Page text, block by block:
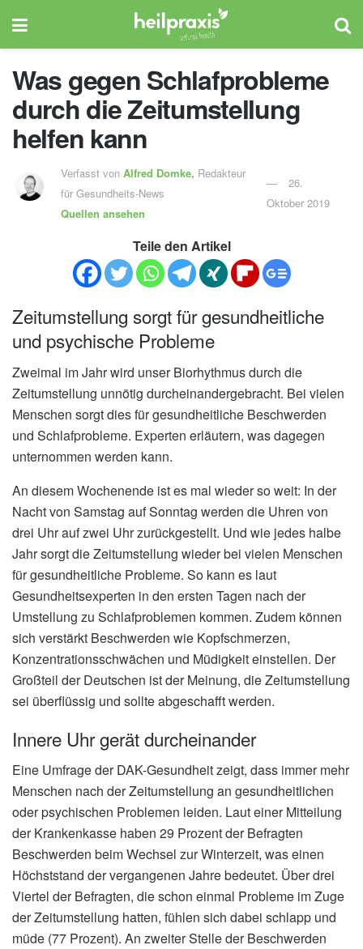
Was gegen Schlafprobleme
durch die Zeitumstellung
helfen kann
Verfasst vonAlfred Domke, Redakteur
für Gesundheits-News
Quellen ansehen
26.
Oktober 2019
Teile den Artikel
Zeitumstellung sorgt für gesundheitliche
und psychische Probleme
Zweimal im Jahr wird unser Biorhythmus durch die
Zeitumstellung unnötig durcheinandergebracht. Bei vielen
Menschen sorgt dies für gesundheitliche Beschwerden
und Schlafprobleme. Experten erläutern, was dagegen
unternommen werden kann.
An diesem Wochenende ist es mal wieder so weit: In der
Nacht von Samstag auf Sonntag werden die Uhren von
drei Uhr auf zwei Uhr zurückgestellt. Und wie jedes halbe
Jahr sorgt die Zeitumstellung wieder bei vielen Menschen
für gesundheitliche Probleme. So kann es laut
Gesundheitsexperten in den ersten Tagen nach der
Umstellung zu Schlafproblemen kommen. Zudem können
sich verstärkt Beschwerden wie Kopfschmerzen,
Konzentrationsschwächen und Müdigkeit einstellen. Der
Großteil der Deutschen ist der Meinung, die Zeitumstellung
sei überflüssig und sollte abgeschafft werden.
Innere Uhr gerät durcheinander
Eine Umfrage der DAK-Gesundheit zeigt, dass immer mehr
Menschen nach der Zeitumstellung an gesundheitlichen
oder psychischen Problemen leiden. Laut einer Mitteilung
der Krankenkasse haben 29 Prozent der Befragten
Beschwerden beim Wechsel zur Winterzeit, was einen
Höchststand der vergangenen Jahre bedeutet. Über drei
Viertel der Befragten, die schon einmal Probleme im Zuge
der Zeitumstellung hatten, fühlen sich dabei schlapp und
müde (77 Prozent). An zweiter Stelle der Beschwerden